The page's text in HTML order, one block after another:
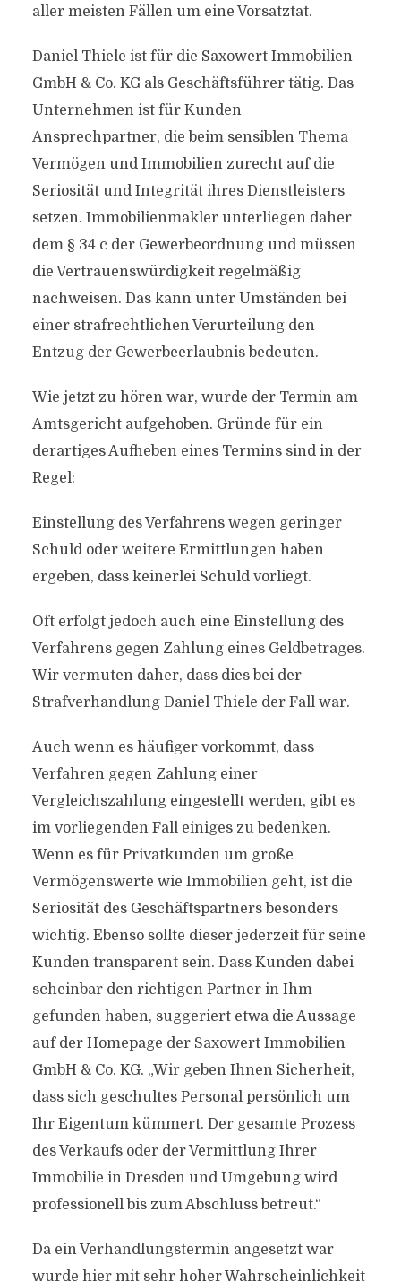
aller meisten Fällen um eine Vorsatztat.
Daniel Thiele ist für die Saxowert Immobilien
GmbH & Co. KG als Geschäftsführer tätig. Das
Unternehmen ist für Kunden
Ansprechpartner, die beim sensiblen Thema
Vermögen und Immobilien zurecht auf die
Seriosität und Integrität ihres Dienstleisters
setzen. Immobilienmakler unterliegen daher
dem § 34 c der Gewerbeordnung und müssen
die Vertrauenswürdigkeit regelmäßig
nachweisen. Das kann unter Umständen bei
einer strafrechtlichen Verurteilung den
Entzug der Gewerbeerlaubnis bedeuten.
Wie jetzt zu hören war, wurde der Termin am
Amtsgericht aufgehoben. Gründe für ein
derartiges Aufheben eines Termins sind in der
Regel:
Einstellung des Verfahrens wegen geringer
Schuld oder weitere Ermittlungen haben
ergeben, dass keinerlei Schuld vorliegt.
Oft erfolgt jedoch auch eine Einstellung des
Verfahrens gegen Zahlung eines Geldbetrages.
Wir vermuten daher, dass dies bei der
Strafverhandlung Daniel Thiele der Fall war.
Auch wenn es häufiger vorkommt, dass
Verfahren gegen Zahlung einer
Vergleichszahlung eingestellt werden, gibt es
im vorliegenden Fall einiges zu bedenken.
Wenn es für Privatkunden um große
Vermögenswerte wie Immobilien geht, ist die
Seriosität des Geschäftspartners besonders
wichtig. Ebenso sollte dieser jederzeit für seine
Kunden transparent sein. Dass Kunden dabei
scheinbar den richtigen Partner in Ihm
gefunden haben, suggeriert etwa die Aussage
auf der Homepage der Saxowert Immobilien
GmbH & Co. KG. „Wir geben Ihnen Sicherheit,
dass sich geschultes Personal persönlich um
Ihr Eigentum kümmert. Der gesamte Prozess
des Verkaufs oder der Vermittlung Ihrer
Immobilie in Dresden und Umgebung wird
professionell bis zum Abschluss betreut.“
Da ein Verhandlungstermin angesetzt war
wurde hier mit sehr hoher Wahrscheinlichkeit